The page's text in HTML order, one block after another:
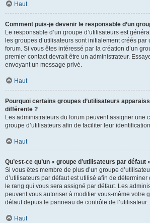
Haut
Comment puis-je devenir le responsable d’un
Le responsable d’un groupe d’utilisateurs est
les groupes d’utilisateurs sont initialement créés par
forum. Si vous êtes intéressé par la création d’un
premier contact devrait être un administrateur.
envoyant un message privé.
Haut
Pourquoi certains groupes d’utilisateurs
différente ?
Les administrateurs du forum peuvent assigner une
groupe d’utilisateurs afin de faciliter leur
Haut
Qu’est-ce qu’un « groupe d’utilisateurs par défaut
Si vous êtes membre de plus d’un groupe
d’utilisateurs par défaut est utilisé afin de
le rang qui vous sera assigné par défaut. Les
peuvent vous autoriser à modifier vous-même votre
défaut depuis le panneau de contrôle de l’utilisateur.
Haut